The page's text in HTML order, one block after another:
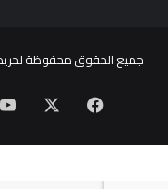
جميع الحقوق محفوظة لجريدة
فيسبوك